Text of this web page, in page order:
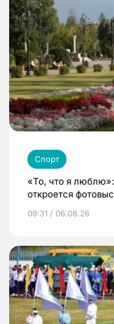
Спорт
«То, что я
откроется
09:31 / 06.08.26